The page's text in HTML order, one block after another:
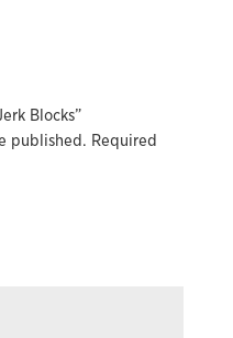
Blocks”
published. Required